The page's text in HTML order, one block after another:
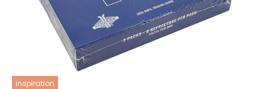
inspiration